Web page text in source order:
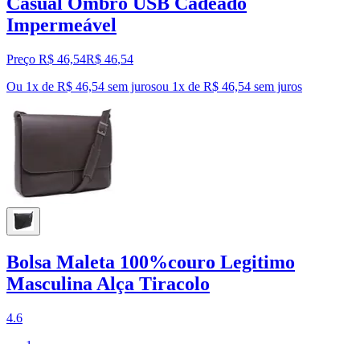
Impermeável
Preço R$ 46,54R$ 46,54
Ou 1x de R$ 46,54 sem jurosou 1x de R$ 46,54 sem juros
Bolsa Maleta 100%couro Legitimo
Masculina Alça Tiracolo
4.6